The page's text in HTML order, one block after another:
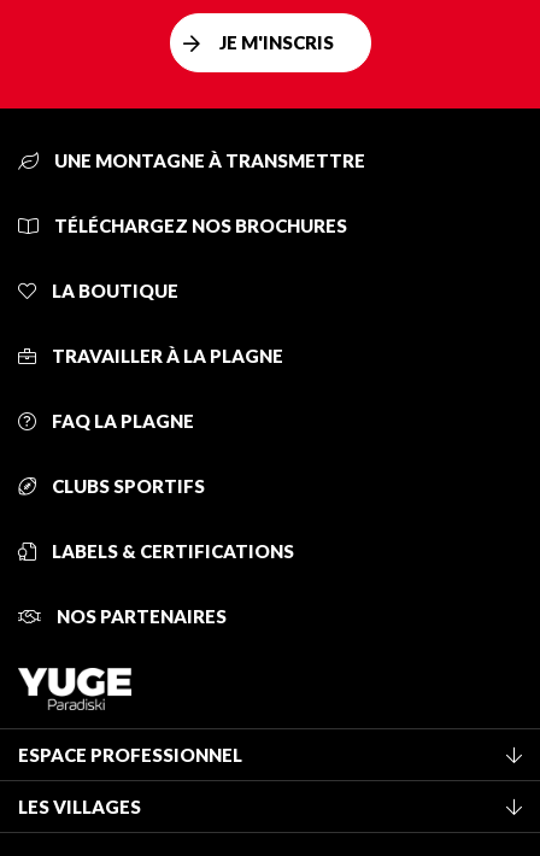
JE M'INSCRIS
UNE MONTAGNE À TRANSMETTRE
TÉLÉCHARGEZ NOS BROCHURES
LA BOUTIQUE
TRAVAILLER À LA PLAGNE
FAQ LA PLAGNE
CLUBS SPORTIFS
LABELS & CERTIFICATIONS
NOS PARTENAIRES
ESPACE PROFESSIONNEL
Classement des meublés
LES VILLAGES